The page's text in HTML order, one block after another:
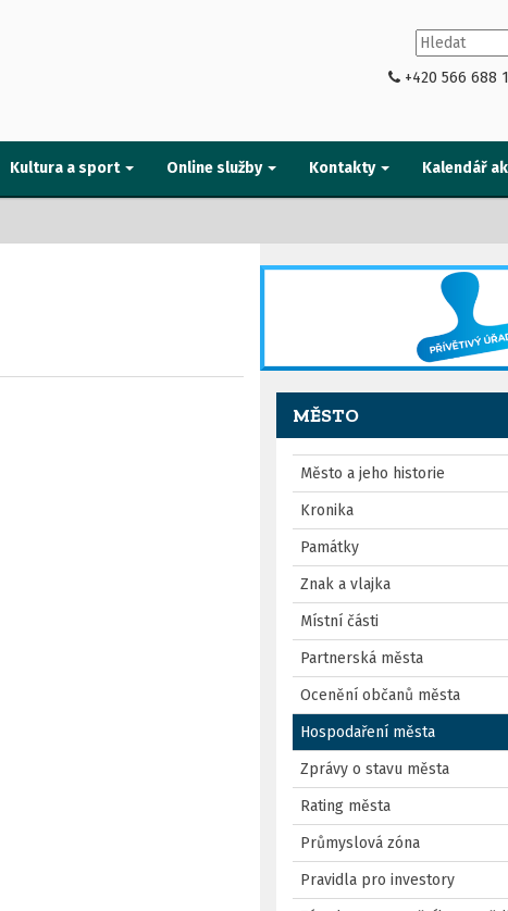
+420 566 688
Kultura a sport Online služby Kontakty Kalendář
MĚSTO
Město a jeho historie
Kronika
Památky
Znak a vlajka
Místní části
Partnerská města
Ocenění občanů města
Hospodaření města
Zprávy o stavu města
Rating města
Průmyslová zóna
Pravidla pro investory